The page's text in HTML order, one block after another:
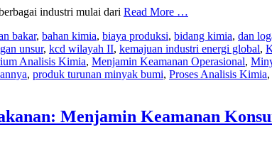
industri mulai dari Read More …
bakar, bahan kimia, biaya produksi, bidang kimia, dan
unsur, kcd wilayah II, kemajuan industri energi global,
Analisis Kimia, Menjamin Keamanan Operasional,
, produk turunan minyak bumi, Proses Analisis Kimia,
Menjamin Keamanan